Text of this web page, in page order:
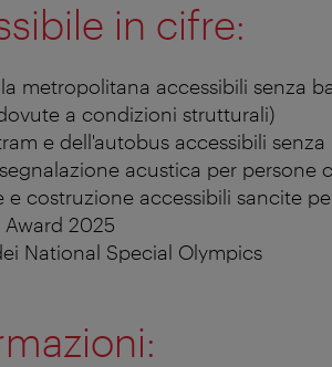
in cifre:
metropolitana accessibili senza
a condizioni strutturali)
e dell'autobus accessibili
acustica per persone
e costruzione accessibili sancite
Award 2025
National Special Olympics